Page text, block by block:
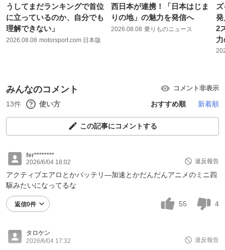
うしてまだランキングで首位
に立っているのか、自分でも
理解できない」
2026.08.08 motorsport.com 日本版
西日本が連携！「日本はじま
りの地」の魅力を発信へ
2026.08.08 乗りものニュース
発
2
みんなのコメント コメント非表示
13件 使い方 おすすめ順 新着順
この記事にコメントする
fer********
2026/6/04 18:02
違反報告
アクティブエアロとかバッテリ―加速とかだんだんアニメのミニ四
駆みたいになってるな
返信0件 55 4
タロケン
2026/6/04 17:32
違反報告